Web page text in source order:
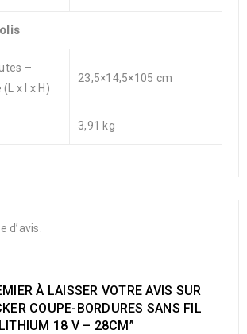
–
x l x H)
23,5×14,5×105 cm
3,91 kg
d’avis.
À LAISSER VOTRE AVIS SUR
COUPE-BORDURES SANS FIL
18 V – 28CM”